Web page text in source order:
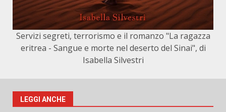
Servizi segreti, terrorismo e il romanzo "La ragazza
eritrea - Sangue e morte nel deserto del Sinai", di
Isabella Silvestri
LEGGI ANCHE